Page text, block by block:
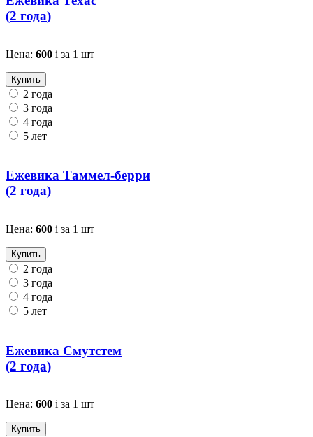
(2 года)
Цена: 600 i за 1 шт
Купить
2 года
3 года
4 года
5 лет
Ежевика Таммел-берри
(2 года)
Цена: 600 i за 1 шт
Купить
2 года
3 года
4 года
5 лет
Ежевика Смутстем
(2 года)
Цена: 600 i за 1 шт
Купить